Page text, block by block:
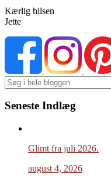
Kærlig hilsen
Jette
Seneste Indlæg
Glimt fra juli 2026.
august 4, 2026